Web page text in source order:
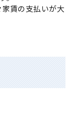
賃の支払いが大